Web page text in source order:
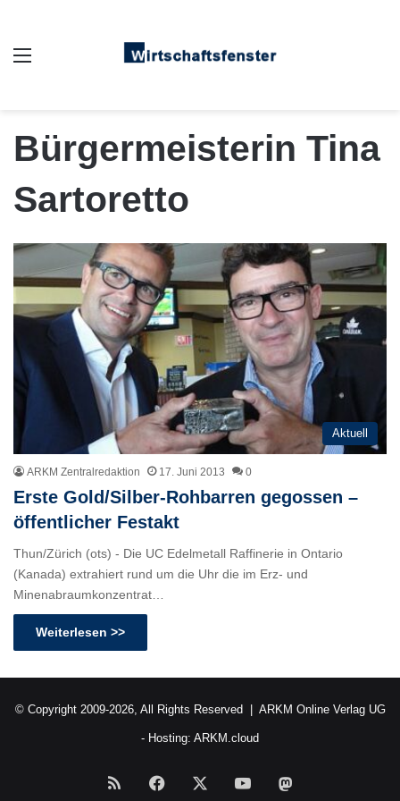
Bürgermeisterin Tina
Sartoretto
Aktuell
ARKM Zentralredaktion 17. Juni 2013 0
Erste Gold/Silber-Rohbarren gegossen –
öffentlicher Festakt
Thun/Zürich (ots) - Die UC Edelmetall Raffinerie in Ontario
(Kanada) extrahiert rund um die Uhr die im Erz- und
Minenabraumkonzentrat…
Weiterlesen >>
© Copyright 2009-2026, All Rights Reserved | ARKM Online Verlag UG
- Hosting: ARKM.cloud
RSS Facebook YouTube